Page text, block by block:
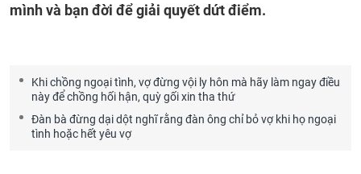
mình và bạn đời để giải quyết dứt điểm.
Khi chồng ngoại tình, vợ đừng vội ly hôn mà hãy làm ngay điều
này để chồng hối hận, quỳ gối xin tha thứ
Đàn bà đừng dại dột nghĩ rằng đàn ông chỉ bỏ vợ khi họ ngoại
tình hoặc hết yêu vợ